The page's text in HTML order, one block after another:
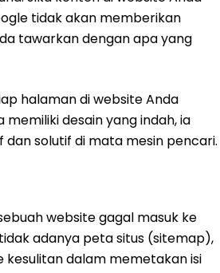
tidak akan memberikan
tawarkan dengan apa yang
halaman di website Anda
desain yang indah, ia
solutif di mata mesin pencari.
website gagal masuk ke
adanya peta situs (sitemap),
dalam memetakan isi